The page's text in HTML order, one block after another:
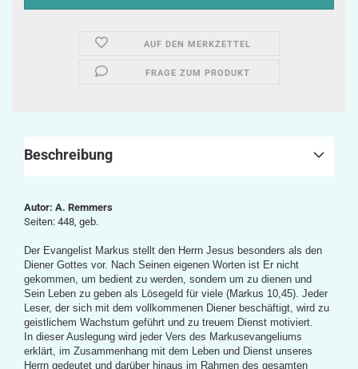
AUF DEN MERKZETTEL
FRAGE ZUM PRODUKT
Beschreibung
Autor: A. Remmers
Seiten: 448, geb.
Der Evangelist Markus stellt den Herrn Jesus besonders als den
Diener Gottes vor. Nach Seinen eigenen Worten ist Er nicht
gekommen, um bedient zu werden, sondern um zu dienen und
Sein Leben zu geben als Lösegeld für viele (Markus 10,45). Jeder
Leser, der sich mit dem vollkommenen Diener beschäftigt, wird zu
geistlichem Wachstum geführt und zu treuem Dienst motiviert.
In dieser Auslegung wird jeder Vers des Markusevangeliums
erklärt, im Zusammenhang mit dem Leben und Dienst unseres
Herrn gedeutet und darüber hinaus im Rahmen des gesamten